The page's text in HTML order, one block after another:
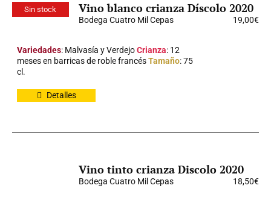
Sin stock Vino blanco crianza Díscolo 2020
Bodega Cuatro Mil Cepas 19,00€
Variedades: Malvasía y VerdejoCrianza: 12
meses en barricas de roble francésTamaño: 75
cl.
Detalles
Vino tinto crianza Discolo 2020
Bodega Cuatro Mil Cepas 18,50€